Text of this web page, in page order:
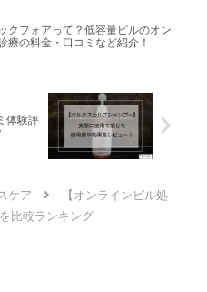
クフォアって？低容量ピルのオン
療の料金・口コミなど紹介！
体験評
ケア
【オンラインピル処
比較ランキング